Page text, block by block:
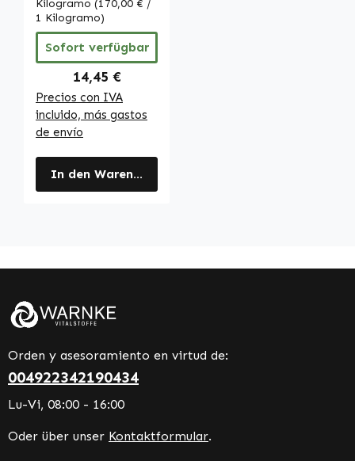
ácido fólico,
hierro etc. -
vegano | Warnke
Vitalstoffe
Kilogramo (170,00 € /
1 Kilogramo)
Sofort verfügbar
Regulärer Preis:
14,45 €
Precios con IVA
incluido, más gastos
de envío
In den Warenkorb
Orden y asesoramiento en virtud de:
004922342190434
Lu-Vi, 08:00 - 16:00
Oder über unser Kontaktformular.